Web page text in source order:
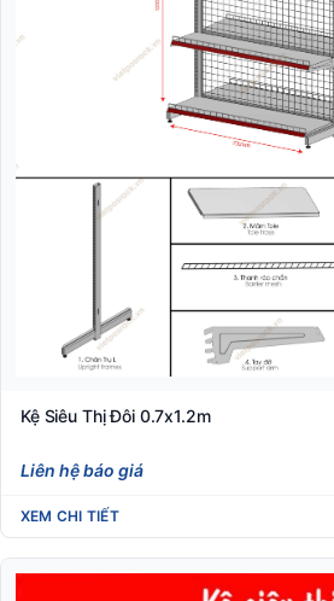
Kệ Siêu Thị Đôi 0.7x1.2m
Liên hệ báo giá
XEM CHI TIẾT